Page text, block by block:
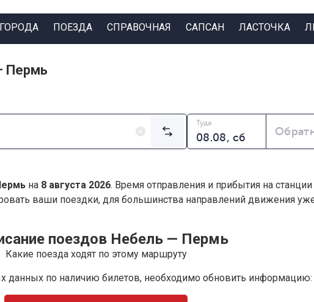
ГОРОДА ПОЕЗДА СПРАВОЧНАЯ САПСАН ЛАСТОЧКА
Пермь
Туда
на 8 августа 2026. Время отправления и прибытия на станции
ваши поездки, для большинства направлений движения
поездов Небель — Пермь
Какие поезда ходят по этому маршруту
данных по наличию билетов, необходимо обновить информацию: